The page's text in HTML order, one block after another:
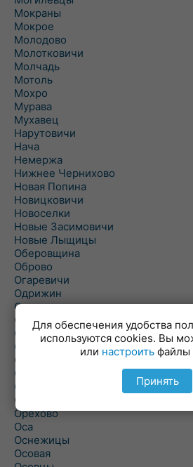
Мокраны
Мокрое
Молодово
Молотковичи
Молчадь
Мотоль
Мохро
Мурава
Мухавец
Нарутовичи
Нача
Немержа
Нижнее Чернихово
Новая Попина
Новицковичи
Новоселки
Новые Засимовичи
Новые Лыщицы
Оберовщина
Оброво
Огаревичи
Одрижин
Оздамичи
Озяты
Олтуш
Ольманы
Ольпень
Ольшаны
Омельная
Ополь
Орехово
Оса
Оснежицы
Осовая
Для обеспечения удобства
используются cookies. Вы
или настроить файлы
Принять